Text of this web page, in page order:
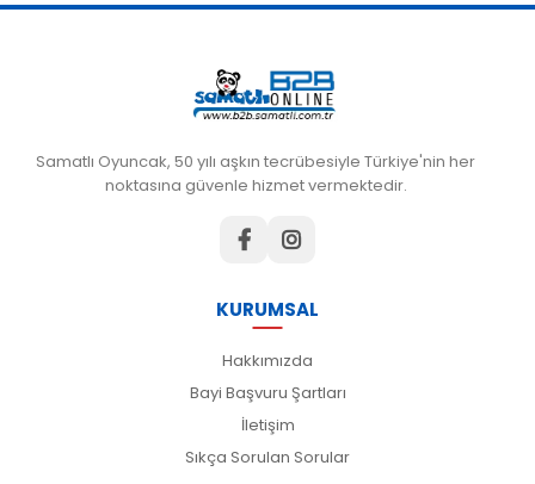
Samatlı Oyuncak, 50 yılı aşkın tecrübesiyle Türkiye'nin her
noktasına güvenle hizmet vermektedir.
KURUMSAL
Hakkımızda
Bayi Başvuru Şartları
İletişim
Sıkça Sorulan Sorular